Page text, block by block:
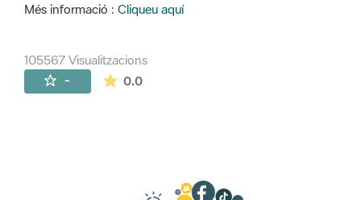
Més informació : Cliqueu aquí
105567 Visualitzacions
- 0.0La mitjana de les valoracions és de 0